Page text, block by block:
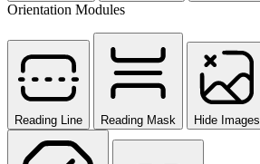
Orientation Modules
Reading Line Reading Mask Hide Images